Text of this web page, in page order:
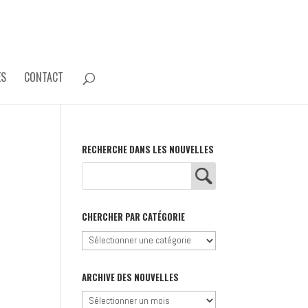
CONTACT
RECHERCHE DANS LES NOUVELLES
CHERCHER PAR CATÉGORIE
Chercher
catégorie
ARCHIVE DES NOUVELLES
Archive